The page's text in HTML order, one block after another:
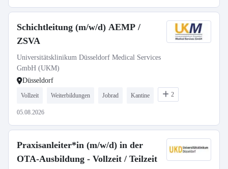
Schichtleitung (m/w/d) AEMP /
ZSVA
Universitätsklinikum Düsseldorf Medical Services
GmbH (UKM)
Düsseldorf
Vollzeit Weiterbildungen Jobrad Kantine 2
05.08.2026
Praxisanleiter*in (m/w/d) in der
OTA-Ausbildung - Vollzeit / Teilzeit